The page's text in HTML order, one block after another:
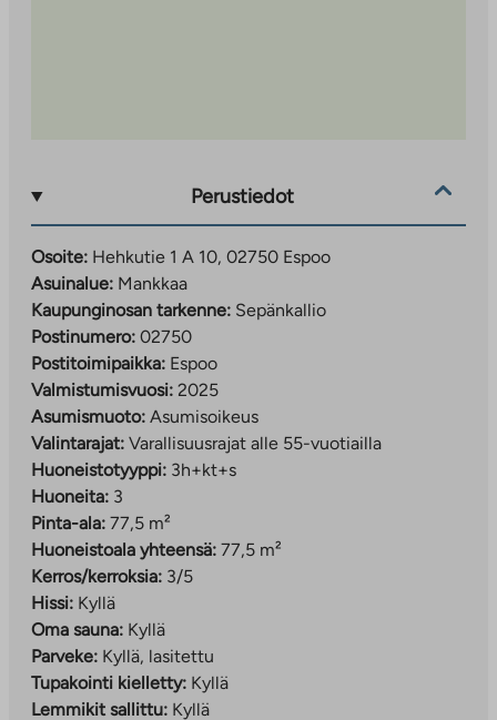
Alue tukee aktiivista ja yhteisöllistä elämäntapaa.
Läheltä löytyvät:
Kaupat ja ravintolat
Päiväkoteja, ruotsinkielinen alakoulu ja
kansainvälinen koulu
Espoon keskuspuisto – upeat ulkoilumaastot,
lenkkipolut ja hiihtoladut
Lisätietoja ja yhteydenotot
Asumisoikeusasunnot
Vuokra-asunnot
Perustiedot
Osoite: Hehkutie 1 A 10, 02750 Espoo
Asuinalue: Mankkaa
Kaupunginosan tarkenne: Sepänkallio
Postinumero: 02750
Postitoimipaikka: Espoo
Valmistumisvuosi: 2025
Asumismuoto: Asumisoikeus
Valintarajat: Varallisuusrajat alle 55-vuotiailla
Huoneistotyyppi: 3h+kt+s
Huoneita: 3
Pinta-ala: 77,5 m²
Huoneistoala yhteensä: 77,5 m²
Kerros/kerroksia: 3/5
Hissi: Kyllä
Oma sauna: Kyllä
Parveke: Kyllä, lasitettu
Tupakointi kielletty: Kyllä
Lemmikit sallittu: Kyllä